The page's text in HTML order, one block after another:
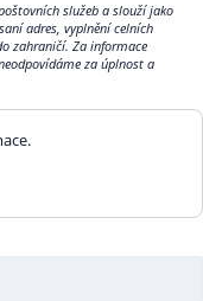
služeb a slouží jako
adres, vyplnění celních
zahraničí. Za informace
za úplnost a